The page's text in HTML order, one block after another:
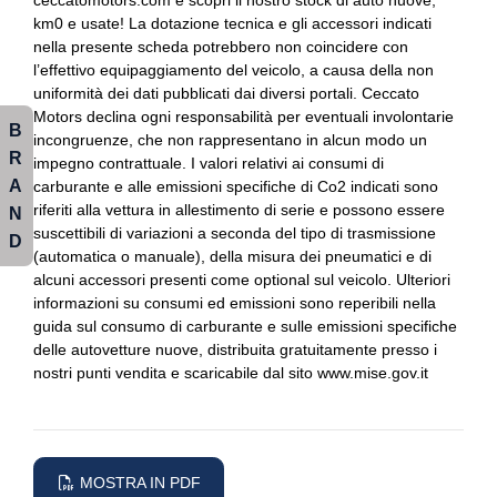
Personalizzazione colori esterni
Personalizzazioni linea e stile
Portabicchiere
Presa 12v aggiuntiva
Radio dab
Regolatore di velocità - cruise control
Retrovisore interno auto-anabbagliante
Sedili anteriori regolabili
Sedili anteriori sportivi
Sensori di parcheggio anterori e posteriori
Fendinebbia
Fissaggi isofix
Freno di stazionamento elettrico
Illuminazione abitacolo
Impianto audio con 6 altoparlanti
Indicatore pressione pneumatici
Indicatori di direzione integrati negli specchietti retrovisori
Interni in pelle e tessuto
Kit attrezzi
km0 e usate! La dotazione tecnica e gli accessori indicati
nella presente scheda potrebbero non coincidere con
l’effettivo equipaggiamento del veicolo, a causa della non
uniformità dei dati pubblicati dai diversi portali. Ceccato
Motors declina ogni responsabilità per eventuali involontarie
incongruenze, che non rappresentano in alcun modo un
impegno contrattuale. I valori relativi ai consumi di
carburante e alle emissioni specifiche di Co2 indicati sono
riferiti alla vettura in allestimento di serie e possono essere
suscettibili di variazioni a seconda del tipo di trasmissione
(automatica o manuale), della misura dei pneumatici e di
alcuni accessori presenti come optional sul veicolo. Ulteriori
informazioni su consumi ed emissioni sono reperibili nella
guida sul consumo di carburante e sulle emissioni specifiche
delle autovetture nuove, distribuita gratuitamente presso i
nostri punti vendita e scaricabile dal sito www.mise.gov.it
MOSTRA IN PDF
B
R
A
N
D